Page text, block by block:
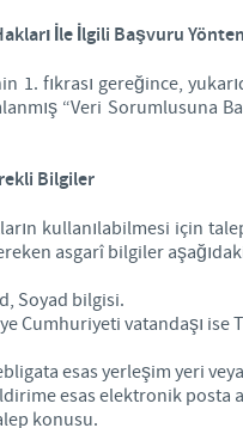
İle İlgili Başvuru
1. fıkrası gereğince,
“Veri Sorumlusuna
Bilgiler
kullanılabilmesi için
asgarî bilgiler
Soyad bilgisi.
Cumhuriyeti vatandaşı ise
esas yerleşim yeri
esas elektronik posta
konusu.